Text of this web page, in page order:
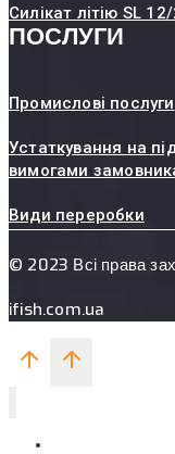
Силікат літію SL
ПОСЛУГИ
Промислові послуги
Устаткування на
вимогами
Види переробки
© 2023 Всі права
ifish.com.ua